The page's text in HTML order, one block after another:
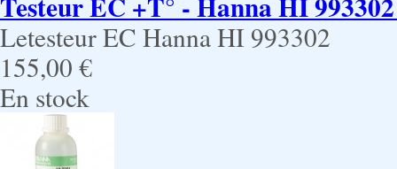
Letesteur EC Hanna HI 993302
155,00 €
En stock